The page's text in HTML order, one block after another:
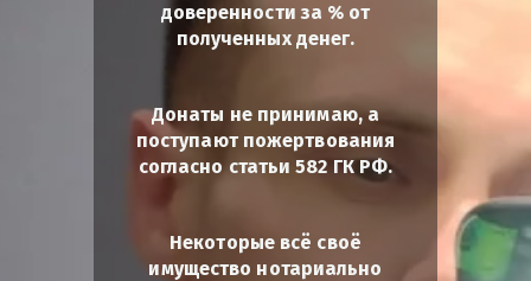
доверенности за % от
полученных денег.
Донаты не принимаю, а
поступают пожертвования
согласно статьи 582 ГК РФ.
Некоторые всё своё
имущество нотариально